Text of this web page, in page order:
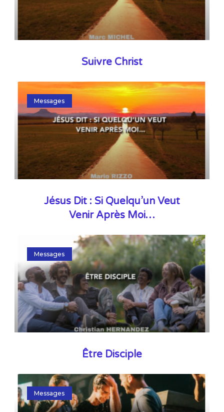
Suivre Christ
Messages
Jésus Dit : Si Quelqu’un Veut
Venir Après Moi…
Messages
Être Disciple
Messages